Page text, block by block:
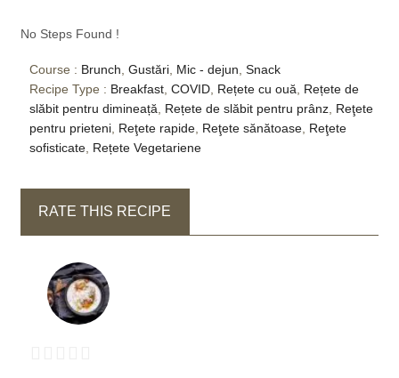
No Steps Found !
Course : Brunch Gustări, Mic - dejun Snack
Recipe Type : Breakfast, COVID, Rețete cu ouă
Rețete de
slăbit pentru dimineață
Rețete de slăbit pentru prânz, Reţete
pentru prieteni, Reţete rapide, Reţete sănătoase, Reţete
sofisticate, Rețete Vegetariene
RATE THIS RECIPE